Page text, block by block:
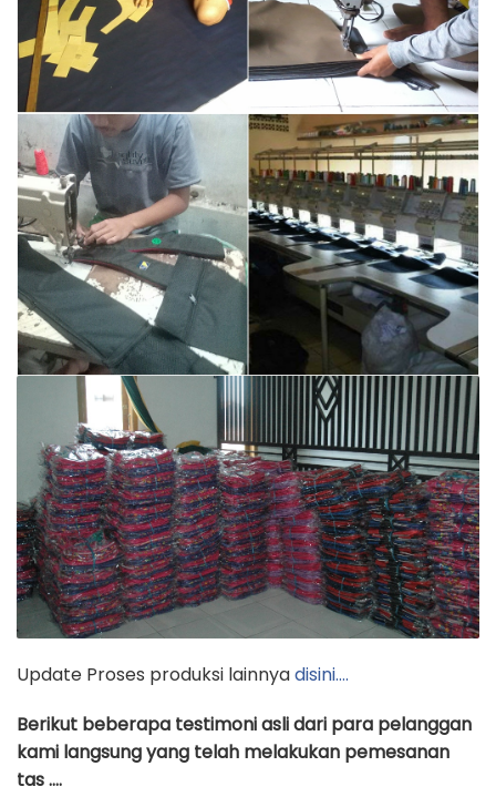
Update Proses produksi lainnyadisini….
Berikut beberapa testimoni asli dari para pelanggan
kami langsung yang telah melakukan pemesanan
tas ….